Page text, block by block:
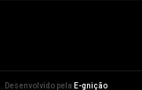
Desenvolvido pela E-gnição